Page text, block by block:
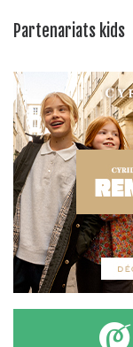
Partenariats kids